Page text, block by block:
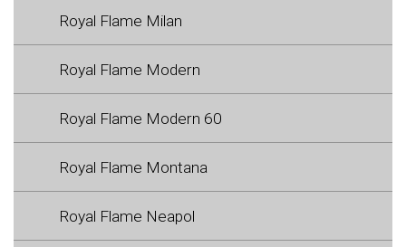
Royal Flame Milan
Royal Flame Modern
Royal Flame Modern 60
Royal Flame Montana
Royal Flame Neapol